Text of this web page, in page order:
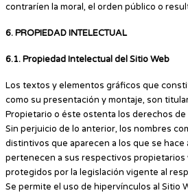
contraríen la moral, el orden público o
6. PROPIEDAD INTELECTUAL
6.1. Propiedad Intelectual del Sitio Web
Los textos y elementos gráficos que
como su presentación y montaje, son
Propietario o éste ostenta los derechos
Sin perjuicio de lo anterior, los nombres
distintivos que aparecen a los que se hace
pertenecen a sus respectivos propietarios
protegidos por la legislación vigente al
Se permite el uso de hipervínculos al Sitio